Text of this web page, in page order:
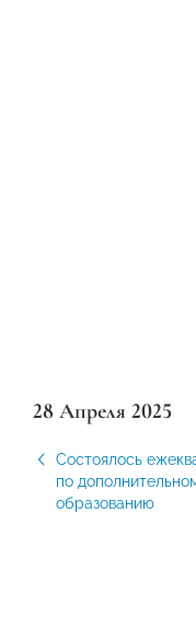
28 Апреля 2025
Состоялось
по
образованию